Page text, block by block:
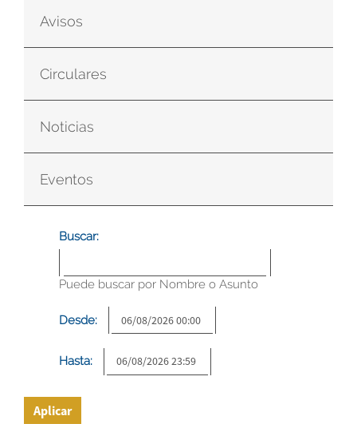
Avisos
Circulares
Noticias
Eventos
Buscar:
Puede buscar por Nombre o Asunto
Desde:
Hasta:
Aplicar